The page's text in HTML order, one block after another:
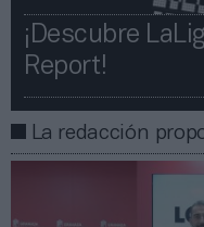
¡Descubre
Report!​​
La redacción